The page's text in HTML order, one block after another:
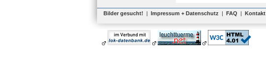
Bilder gesucht! | Impressum + Datenschutz | FAQ | Kontakt